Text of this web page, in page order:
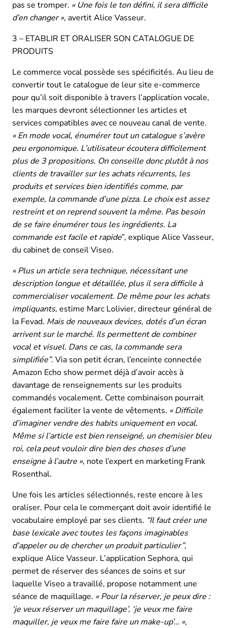
pas se tromper. « Une fois le ton défini, il sera difficile
d’en changer », avertit Alice Vasseur.
3 – ETABLIR ET ORALISER SON CATALOGUE DE
PRODUITS
Le commerce vocal possède ses spécificités. Au lieu de
convertir tout le catalogue de leur site e-commerce
pour qu’il soit disponible à travers l’application vocale,
les marques devront sélectionner les articles et
services compatibles avec ce nouveau canal de vente.
« En mode vocal, énumérer tout un catalogue s’avère
peu ergonomique. L’utilisateur écoutera difficilement
plus de 3 propositions. On conseille donc plutôt à nos
clients de travailler sur les achats récurrents, les
produits et services bien identifiés comme, par
exemple, la commande d’une pizza. Le choix est assez
restreint et on reprend souvent la même. Pas besoin
de se faire énumérer tous les ingrédients. La
commande est facile et rapide”, explique Alice Vasseur,
du cabinet de conseil Viseo.
« Plus un article sera technique, nécessitant une
description longue et détaillée, plus il sera difficile à
commercialiser vocalement. De même pour les achats
impliquants, estime Marc Lolivier, directeur général de
la Fevad. Mais de nouveaux devices, dotés d’un écran
arrivent sur le marché. Ils permettent de combiner
vocal et visuel. Dans ce cas, la commande sera
simplifiée”. Via son petit écran, l’enceinte connectée
Amazon Echo show permet déjà d’avoir accès à
davantage de renseignements sur les produits
commandés vocalement. Cette combinaison pourrait
également faciliter la vente de vêtements. « Difficile
d’imaginer vendre des habits uniquement en vocal.
Même si l’article est bien renseigné, un chemisier bleu
roi, cela peut vouloir dire bien des choses d’une
enseigne à l’autre », note l’expert en marketing Frank
Rosenthal.
Une fois les articles sélectionnés, reste encore à les
oraliser. Pour cela le commerçant doit avoir identifié le
vocabulaire employé par ses clients. “Il faut créer une
base lexicale avec toutes les façons imaginables
d’appeler ou de chercher un produit particulier”,
explique Alice Vasseur. L’application Sephora, qui
permet de réserver des séances de soins et sur
laquelle Viseo a travaillé, propose notamment une
séance de maquillage. « Pour la réserver, je peux dire :
‘je veux réserver un maquillage’, ‘je veux me faire
maquiller, je veux me faire faire un make-up’… »,